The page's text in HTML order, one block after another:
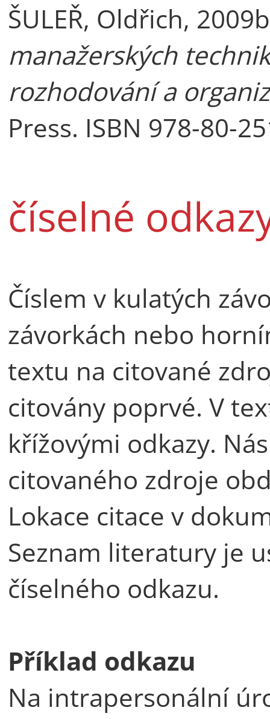
ŠULEŘ, Oldřich,
manažerských
rozhodování a
Press. ISBN 978-80-
číselné
Číslem v kulatých
závorkách nebo
textu na citované
citovány poprvé. V
křížovými odkazy.
citovaného zdroje
Lokace citace v
Seznam literatury je
číselného odkazu.
Příklad odkazu
Na intrapersonální